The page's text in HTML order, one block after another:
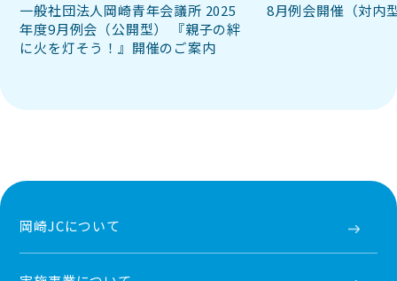
一般社団法人岡崎青年会議所 2025
年度9月例会（公開型） 『親子の絆
に火を灯そう！』開催のご案内
8月例会開催（対内
岡崎JCについて